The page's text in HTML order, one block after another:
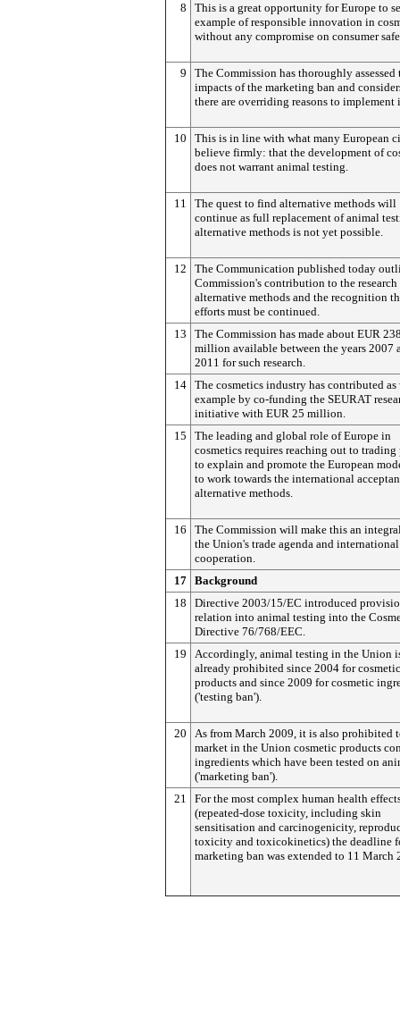
8
This is a great opportunity for Europe to
example of responsible innovation in
without any compromise on consumer
9
The Commission has thoroughly assessed
impacts of the marketing ban and
there are overriding reasons to implement
10
This is in line with what many European
believe firmly: that the development of
does not warrant animal testing.
11
The quest to find alternative methods will
continue as full replacement of animal
alternative methods is not yet possible.
12
The Communication published today
Commission's contribution to the
alternative methods and the recognition
efforts must be continued.
13
The Commission has made about EUR
million available between the years 2007
2011 for such research.
14 The cosmetics industry has contributed
example by co-funding the SEURAT
initiative with EUR 25 million.
15
The leading and global role of Europe in
cosmetics requires reaching out to trading
to explain and promote the European
to work towards the international
alternative methods.
16
The Commission will make this an
the Union's trade agenda and international
cooperation.
17 Background
18
Directive 2003/15/EC introduced
relation into animal testing into the
Directive 76/768/EEC.
19
Accordingly, animal testing in the Union
already prohibited since 2004 for cosmetic
products and since 2009 for cosmetic
('testing ban').
20
As from March 2009, it is also prohibited
market in the Union cosmetic products
ingredients which have been tested on
('marketing ban').
21
For the most complex human health
(repeated-dose toxicity, including skin
sensitisation and carcinogenicity,
toxicity and toxicokinetics) the deadline
marketing ban was extended to 11 March